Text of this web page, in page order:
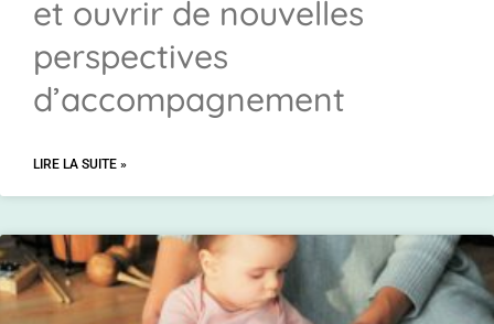
et ouvrir de nouvelles
perspectives
d’accompagnement
LIRE LA SUITE »